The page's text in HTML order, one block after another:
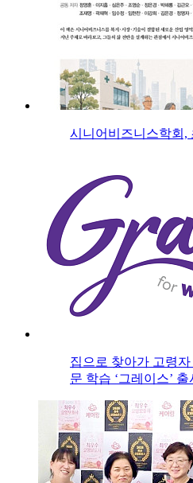
시니어비즈니스학회,
집으로 찾아가 고령
문 학습 ‘그레이스’ 출